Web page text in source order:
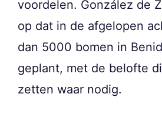
voordelen. González de
op dat in de afgelopen
dan 5000 bomen in
geplant, met de belofte
zetten waar nodig.